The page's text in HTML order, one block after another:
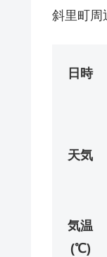
斜里町周
日時
天気
気温
(℃)